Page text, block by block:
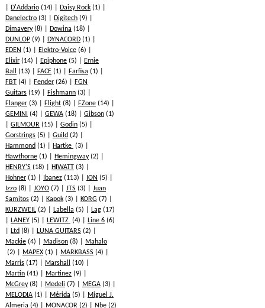
D'Addario (14) Daisy Rock (1)
Danelectro (3) Digitech (9)
Dimavery(8) Dowina (18)
DUNLOP (9) DYNACORD (1)
EDEN (1) Elektro-Voice (6)
Elixir (14) Epiphone (5)
Ernie
Ball
(13) FACE (1) Farfisa (1)
FBT (4) Fender (26)
FGN
Guitars (19) Fishmann (3)
Flanger (3) Flight (8) FZone (14)
GEMINI
(4) GEWA (18) Gibson (1)
GILMOUR (15) Godin (5)
Gorstrings (5) Guild (2)
Hammond (1) Hartke (3)
Hawthorne (1) Hemingway(2)
HENRY'S (18) HIWATT (3)
Hohner (1) Ibanez (113) ION (5)
Izzo (8) JOYO (7) JTS (3)
Juan
Samitos (2) Kapok (3) KORG (7)
KURZWEIL (2) Labella (5) Lag (17)
LANEY (5) LEWITZ (4) Line 6 (6)
Ltd (8) LUNA GUITARS (2)
Mackie (4) Madison (8)
Mahalo
(2)
MAPEX (1) MARKBASS (4)
Marris (17) Marshall
(10)
Martin (41) Martinez (9)
McGrey(8) Medeli (7) MEGA (3)
MELODIA (1) Mérida (5)
Miguel J.
Almeria (4) MONACOR (2) Nbe (2)